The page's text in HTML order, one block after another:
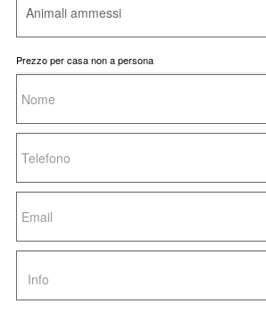
Prezzo per casa non a persona